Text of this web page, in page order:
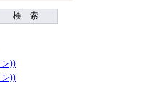
検 索
))
))